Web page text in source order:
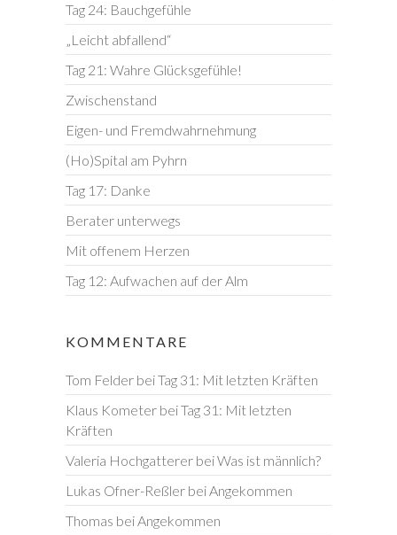
Tag 24: Bauchgefühle
„Leicht abfallend“
Tag 21: Wahre Glücksgefühle!
Zwischenstand
Eigen- und Fremdwahrnehmung
(Ho)Spital am Pyhrn
Tag 17: Danke
Berater unterwegs
Mit offenem Herzen
Tag 12: Aufwachen auf der Alm
KOMMENTARE
Tom Felder beiTag 31: Mit letzten Kräften
Klaus Kometer beiTag 31: Mit letzten
Kräften
Valeria Hochgatterer beiWas ist männlich?
Lukas Ofner-Reßler beiAngekommen
Thomas beiAngekommen